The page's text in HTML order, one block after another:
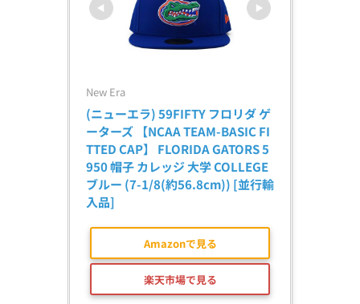
New Era
(ニューエラ) 59FIFTY フロリダ ゲ
ーターズ 【NCAA TEAM-BASIC FI
TTED CAP】 FLORIDA GATORS 5
950 帽子 カレッジ 大学 COLLEGE
ブルー (7-1/8(約56.8cm)) [並行輸
入品]
Amazonで見る
楽天市場で見る